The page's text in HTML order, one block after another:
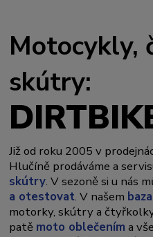
Motocykly,
skútry:
Již od roku 2005 v
Hlučíně prodáváme a
skútry. V sezoně si u nás
a otestovat. V našem
motorky, skútry a
patě moto oblečením a